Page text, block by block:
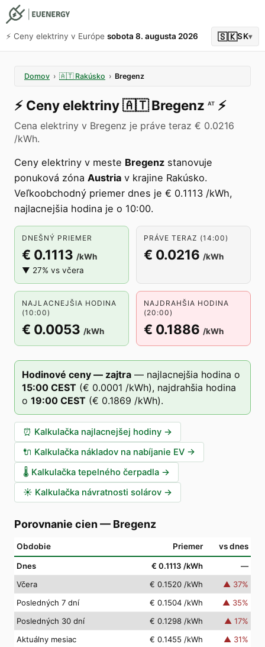
⚡️ Ceny elektriny v Európe sobota 8. augusta 2026 🇸🇰SK▾
Domov › 🇦🇹 Rakúsko › Bregenz
⚡️ Ceny elektriny🇦🇹 Bregenz AT ⚡️
Cena elektriny v Bregenz je práve teraz € 0.0216
/kWh.
Ceny elektriny v meste Bregenz stanovuje
ponuková zóna Austria v krajine Rakúsko.
Veľkoobchodný priemer dnes je € 0.1113 /kWh,
najlacnejšia hodina je o 10:00.
DNEŠNÝ PRIEMER
€ 0.1113 /kWh
▼ 27% vs včera
PRÁVE TERAZ (14:00)
€ 0.0216 /kWh
NAJLACNEJŠIA HODINA
(10:00)
€ 0.0053 /kWh
NAJDRAHŠIA HODINA
(20:00)
€ 0.1886 /kWh
Hodinové ceny — zajtra — najlacnejšia hodina o
15:00 CEST (€ 0.0001 /kWh), najdrahšia hodina
o 19:00 CEST (€ 0.1869 /kWh).
⏰ Kalkulačka najlacnejšej hodiny →
🔌 Kalkulačka nákladov na nabíjanie EV →
🌡️ Kalkulačka tepelného čerpadla →
☀️ Kalkulačka návratnosti solárov →
Porovnanie cien — Bregenz
Obdobie Priemer vs dnes
Dnes € 0.1113 /kWh
—
Včera
€ 0.1520 /kWh ▲ 37%
Posledných 7 dní
€ 0.1504 /kWh ▲ 35%
Posledných 30 dní
€ 0.1298 /kWh ▲ 17%
Aktuálny mesiac
€ 0.1455 /kWh ▲ 31%